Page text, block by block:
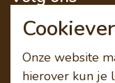
Onze website
hierover kun je